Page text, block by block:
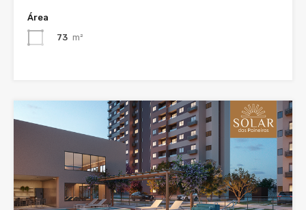
Área
73 m²